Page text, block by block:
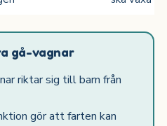
gå-vagnar
riktar sig till barn från
gör att farten kan